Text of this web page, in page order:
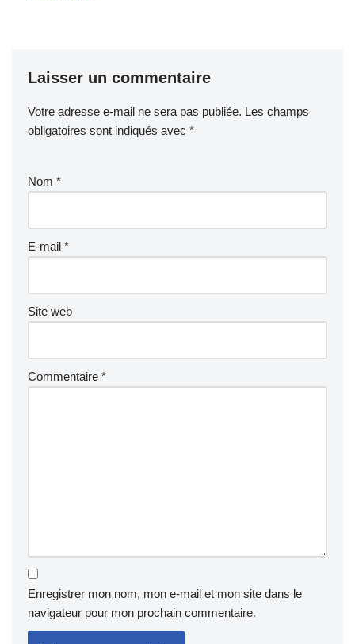
Laisser un commentaire
Votre adresse e-mail ne sera pas publiée. Les champs
obligatoires sont indiqués avec *
Nom *
E-mail *
Site web
Commentaire *
Enregistrer mon nom, mon e-mail et mon site dans le
navigateur pour mon prochain commentaire.